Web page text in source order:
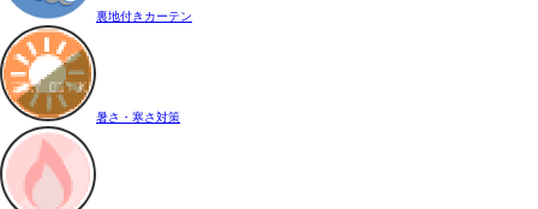
裏地付きカーテン
暑さ・寒さ対策